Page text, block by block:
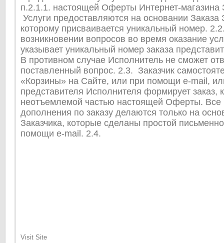
п.2.1.1. настоящей Оферты Интернет-магазина
Услуги предоставляются на основании Заказа
которому присваивается уникальный номер.
возникновении вопросов во время оказание
указывает уникальный номер заказа
В противном случае Исполнитель не сможет
поставленный вопрос. 2.3. Заказчик
«Корзины» на Сайте, или при помощи e-mail,
представителя Исполнителя формирует заказ,
неотъемлемой частью настоящей Оферты. Все
дополнения по заказу делаются только на
Заказчика, которые сделаны простой
помощи e-mail. 2.4.
Visit Site